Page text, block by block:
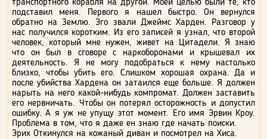
транспортного корабля на другой. Моей целью были те, кто
подставил меня. Первого я нашел быстро. Он вернулся
обратно на Землю. Эго звали Джеймс Харден. Разговор у
нас получился коротким. Из его записей я узнал, что второй
человек, который мне нужен, живет на Цитадели. Я знаю
что он был в сговоре с наркоборонами и крышевал их
деятельность. Я не могу подобраться к нему настолько
близко, чтобы убить его. Слишком хорошая охрана. Да и
после убийства Хардена он затаился еще больше. Я должен
нарыть на него какой-нибудь компромат. Должен заставить
его нервничать. Чтобы он потерял осторожность и допустил
ошибку. А я уж не упущу этот момент. Его имя Эрвин Кроу.
Проблема в том, что я даже ен знаю где начать поиски.
Эрих Откинулся на кожаный диван и посмотрел на Хиса.